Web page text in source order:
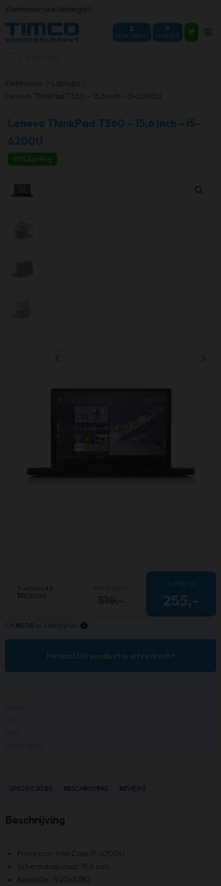
KlantenserviceVerlanglijst
MIJN TIMCO WINKELS
Elektronica
Laptops
Lenovo ThinkPad T560 – 15,6 inch – i5-6200U
Lenovo ThinkPad T560 – 15,6 inch – i5-
6200U
50% korting
actieprijs
255,-
Of 85,00 in 3 termijnen
Helaas! Dit product is uitverkocht
SPECIFICATIES BESCHRIJVING REVIEWS
Beschrijving
Processor: Intel Core i5-6200U
Schermdiagonaal: 15,6 inch
Resolutie: 1920x1080